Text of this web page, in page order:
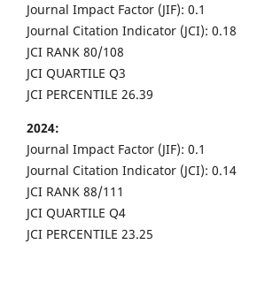
Journal Impact Factor (JIF): 0.1
Journal Citation Indicator (JCI): 0.18
JCI RANK 80/108
JCI QUARTILE Q3
JCI PERCENTILE 26.39
2024:
Journal Impact Factor (JIF): 0.1
Journal Citation Indicator (JCI): 0.14
JCI RANK 88/111
JCI QUARTILE Q4
JCI PERCENTILE 23.25